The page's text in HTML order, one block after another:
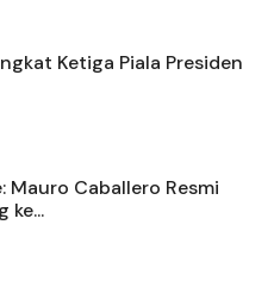
Ketiga Piala Presiden
Mauro Caballero Resmi
ke...